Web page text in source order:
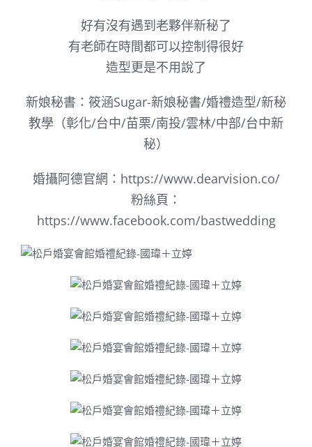
好有沒有遇到老夥伴新秘了
有老師在時間都可以控制得很好
造型更是不用說了
新娘秘書：筱涵Sugar-新娘秘書/婚禮造型/新秘
教學（彰化/台中/苗栗/南投/雲林/中部/台中新
秘）
婚攝阿德官網：https://www.dearvision.co/
粉絲頁：
https://www.facebook.com/bastwedding